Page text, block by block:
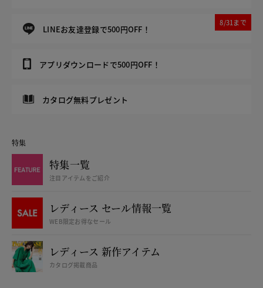
LINEお友達登録で500円OFF！
8/31まで
アプリダウンロードで500円OFF！
カタログ無料プレゼント
特集
特集一覧
注目アイテムをご紹介
レディース セール情報一覧
WEB限定お得なセール
レディース 新作アイテム
カタログ掲載商品